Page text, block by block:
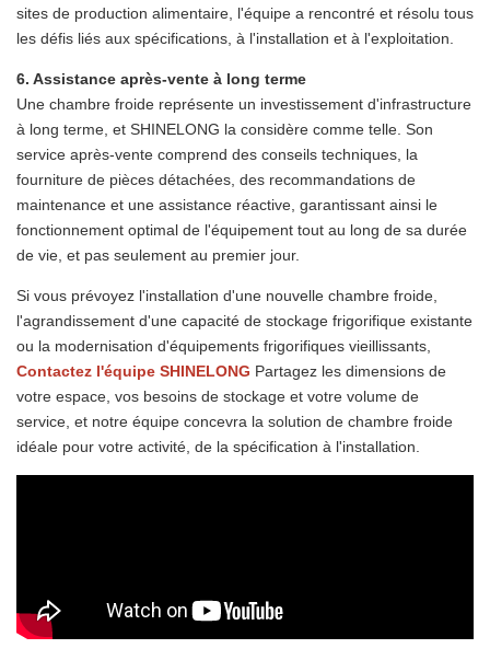
sites de production alimentaire, l'équipe a rencontré et résolu tous
les défis liés aux spécifications, à l'installation et à l'exploitation.
6. Assistance après-vente à long terme
Une chambre froide représente un investissement d'infrastructure
à long terme, et SHINELONG la considère comme telle. Son
service après-vente comprend des conseils techniques, la
fourniture de pièces détachées, des recommandations de
maintenance et une assistance réactive, garantissant ainsi le
fonctionnement optimal de l'équipement tout au long de sa durée
de vie, et pas seulement au premier jour.
Si vous prévoyez l'installation d'une nouvelle chambre froide,
l'agrandissement d'une capacité de stockage frigorifique existante
ou la modernisation d'équipements frigorifiques vieillissants,
Contactez l'équipe SHINELONG Partagez les dimensions de
votre espace, vos besoins de stockage et votre volume de
service, et notre équipe concevra la solution de chambre froide
idéale pour votre activité, de la spécification à l'installation.